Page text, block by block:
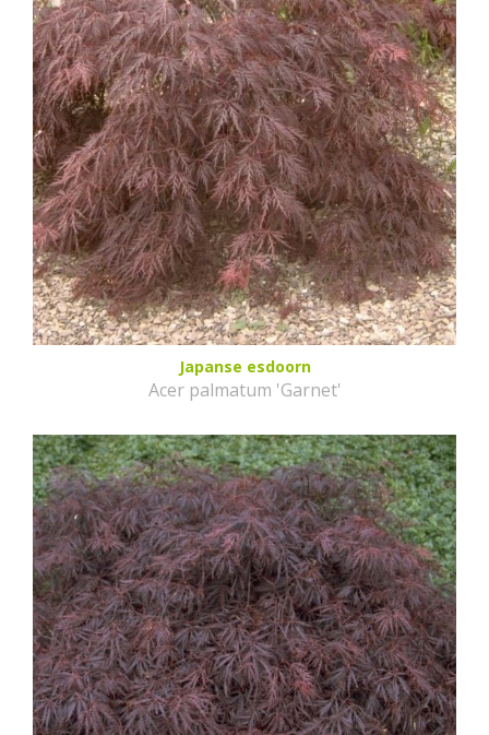
Japanse esdoorn
Acer palmatum 'Garnet'